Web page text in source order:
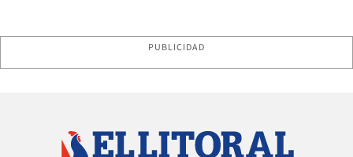
PUBLICIDAD